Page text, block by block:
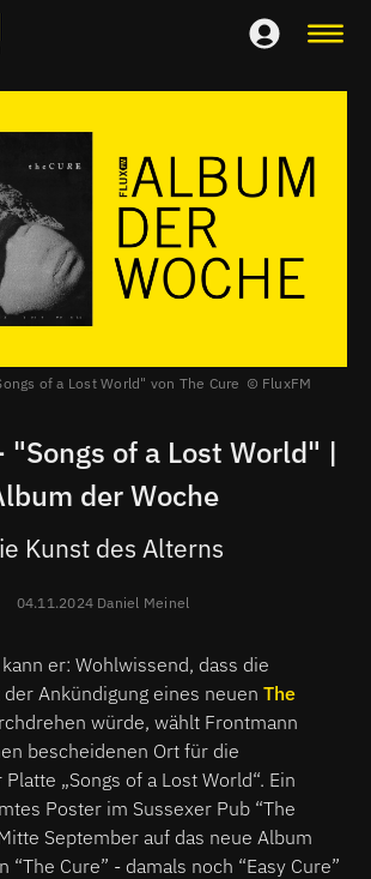
of a Lost World" von The Cure FluxFM
"Songs of a Lost World" |
der Woche
Kunst des Alterns
04.11.2024 Daniel Meinel
er: Wohlwissend, dass die
Ankündigung eines neuen The
würde, wählt Frontmann
bescheidenen Ort für die
„Songs of a Lost World“. Ein
Poster im Sussexer Pub “The
September auf das neue Album
Cure” - damals noch “Easy Cure”